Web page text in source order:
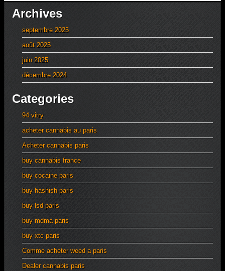
Archives
septembre 2025
août 2025
juin 2025
décembre 2024
Categories
94 vitry
acheter cannabis au paris
Acheter cannabis paris
buy cannabis france
buy cocaine paris
buy hashish paris
buy lsd paris
buy mdma paris
buy xtc paris
Comme acheter weed a paris
Dealer cannabis paris